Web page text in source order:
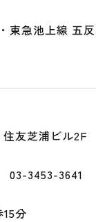
東急池上線 五反
友芝浦ビル2F
03-3453-3641
分